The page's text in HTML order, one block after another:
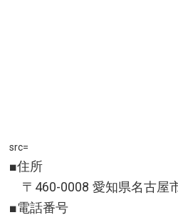
src=
■住所
〒460-0008 愛知県名古屋
■電話番号